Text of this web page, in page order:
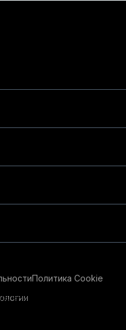
Политика Cookie
вам лучшего